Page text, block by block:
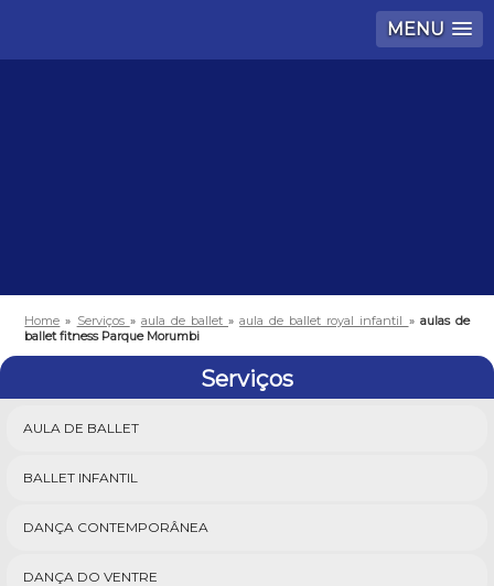
MENU
Home » Serviços » aula de ballet»aula de ballet royal infantil » aulas de
ballet fitness Parque Morumbi
Serviços
AULA DE BALLET
BALLET INFANTIL
DANÇA CONTEMPORÂNEA
DANÇA DO VENTRE